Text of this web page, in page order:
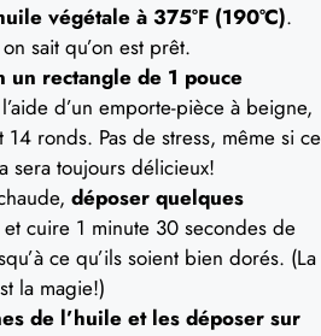
végétale à 375°F (190°C).
sait qu’on est prêt.
un rectangle de 1 pouce
d’un emporte-pièce à beigne,
ronds. Pas de stress, même si ce
sera toujours délicieux!
déposer quelques
et cuire 1 minute 30 secondes de
ce qu’ils soient bien dorés. (La
la magie!)
de l’huile et les déposer sur